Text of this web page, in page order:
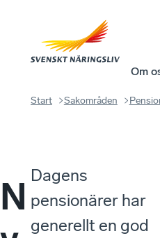
Om
Start Sakområden
N
Dagens
pensionärer har
generellt en god